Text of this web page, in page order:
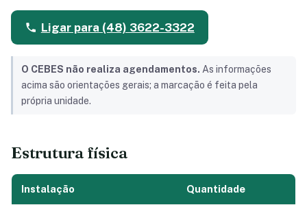
Ligar para (48) 3622-3322
O CEBES não realiza agendamentos. As informações
acima são orientações gerais; a marcação é feita pela
própria unidade.
Estrutura física
Instalação Quantidade